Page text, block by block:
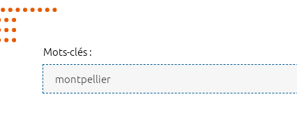
Mots-clés :